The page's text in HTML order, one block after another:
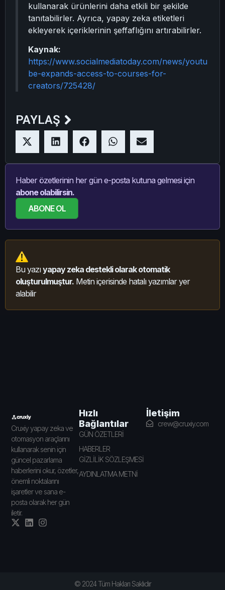
kullanarak ürünlerini daha etkili bir şekilde
tanıtabilirler. Ayrıca, yapay zeka etiketleri
ekleyerek içeriklerinin şeffaflığını artırabilirler.
Kaynak:
https://www.socialmediatoday.com/news/youtu
be-expands-access-to-courses-for-
creators/725428/
PAYLAŞ
Haber özetlerinin her gün e-posta kutuna gelmesi için
abone olabilirsin.
ABONE OL
Bu yazıyapay zeka destekli olarak otomatik
oluşturulmuştur. Metin içerisinde hatalı yazımlar yer
alabilir
Cruxiy yapay zeka ve
otomasyon araçlarını
kullanarak senin için
güncel pazarlama
haberlerini okur, özetler,
önemli noktalarını
işaretler ve sana e-
posta olarak her gün
iletir.
Hızlı
Bağlantılar
GÜN ÖZETLERİ
HABERLER
GİZLİLİK SÖZLEŞMESİ
AYDINLATMA METNİ
İletişim
crew@cruxiy.com
© 2024 Tüm Hakları Saklıdır